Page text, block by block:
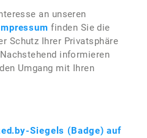
an unseren
finden Sie die
Schutz Ihrer Privatsphäre
informieren
Umgang mit Ihren
Siegels (Badge) auf